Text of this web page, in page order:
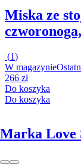
Miska ze
(1)
W magazynie
266 zł
Do koszyka
Do koszyka
Marka Love